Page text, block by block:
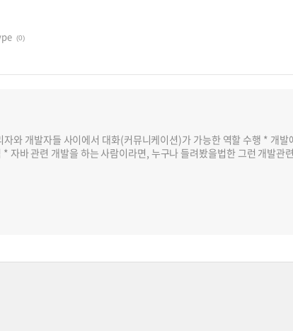
(0)
와 개발자들 사이에서 대화(커뮤니케이션)가 가능한 역할 수행 * 개발
자바 관련 개발을 하는 사람이라면, 누구나 들려봤을법한 그런 개발관